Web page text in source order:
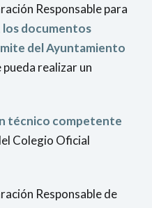
Responsable para
los documentos
del Ayuntamiento
realizar un
técnico competente
Colegio Oficial
Responsable de